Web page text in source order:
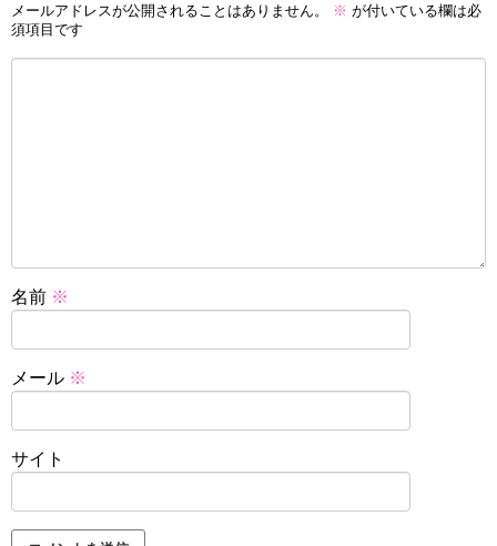
メールアドレスが公開されることはありません。 ※ が付いている欄は必
須項目です
名前 ※
メール ※
サイト